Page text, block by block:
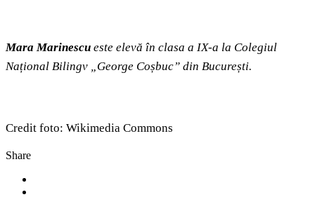
Mara Marinescu este elevă în clasa a IX-a la Colegiul
Național Bilingv „George Coșbuc” din București.
Credit foto: Wikimedia Commons
Share